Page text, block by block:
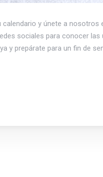
y únete a
sociales para conocer
y prepárate para un fin de